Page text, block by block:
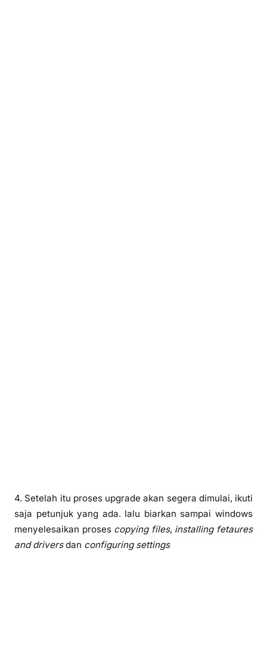
4. Setelah itu proses upgrade akan segera dimulai, ikuti
saja petunjuk yang ada. lalu biarkan sampai windows
menyelesaikan proses copying files, installing fetaures
and driversdan configuring settings